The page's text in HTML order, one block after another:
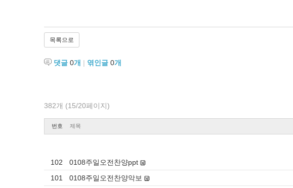
목록으로
댓글 0개 | 엮인글 0개
382개 (15/20페이지)
번호 제목
102 0108주일오전찬양ppt
101
0108주일오전찬양악보